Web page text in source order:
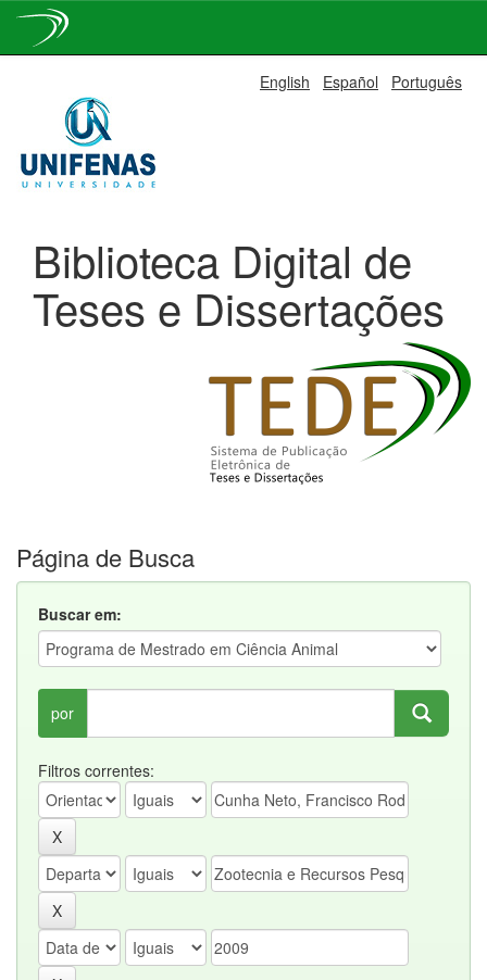
navigation
English Español Português
Biblioteca Digital de
Teses e Dissertações
Página de Busca
Buscar em:
por
Filtros correntes: